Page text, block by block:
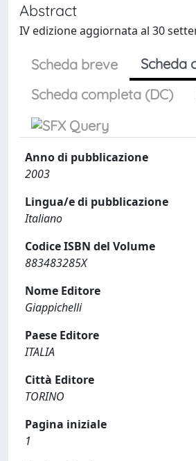
Abstract
IV edizione aggiornata al 30
Scheda breve
Scheda
Scheda completa (DC)
Anno di pubblicazione
2003
Lingua/e di pubblicazione
Italiano
Codice ISBN del Volume
883483285X
Nome Editore
Giappichelli
Paese Editore
ITALIA
Città Editore
TORINO
Pagina iniziale
1